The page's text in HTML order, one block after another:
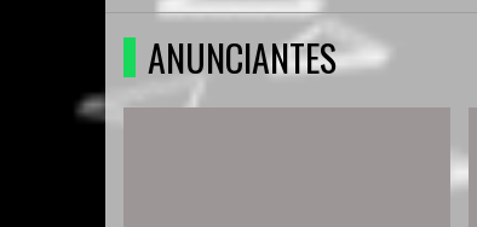
ANUNCIANTES